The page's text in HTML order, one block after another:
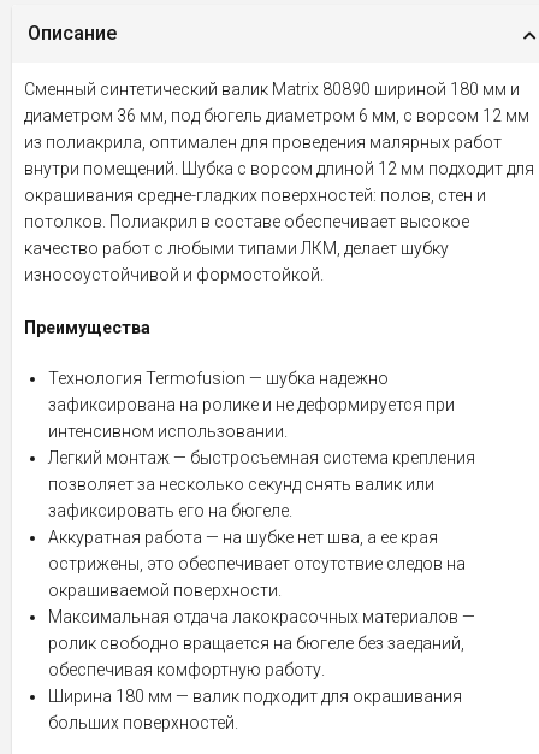
Описание
Сменный синтетический валик Matrix 80890 шириной 180 мм и
диаметром 36 мм, под бюгель диаметром 6 мм, с ворсом 12 мм
из полиакрила, оптимален для проведения малярных работ
внутри помещений. Шубка с ворсом длиной 12 мм подходит для
окрашивания средне-гладких поверхностей: полов, стен и
потолков. Полиакрил в составе обеспечивает высокое
качество работ с любыми типами ЛКМ, делает шубку
износоустойчивой и формостойкой.
Преимущества
Технология Termofusion — шубка надежно
зафиксирована на ролике и не деформируется при
интенсивном использовании.
Легкий монтаж — быстросъемная система крепления
позволяет за несколько секунд снять валик или
зафиксировать его на бюгеле.
Аккуратная работа — на шубке нет шва, а ее края
острижены, это обеспечивает отсутствие следов на
окрашиваемой поверхности.
Максимальная отдача лакокрасочных материалов —
ролик свободно вращается на бюгеле без заеданий,
обеспечивая комфортную работу.
Ширина 180 мм — валик подходит для окрашивания
больших поверхностей.